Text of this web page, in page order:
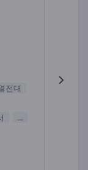
전대
...